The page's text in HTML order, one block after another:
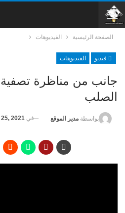
الصفحة الرئيسية الفيديوهات
فيديو الفيديوهات
جانب من مناظرة
الصلب
بواسطة مدير الموقع في 2021